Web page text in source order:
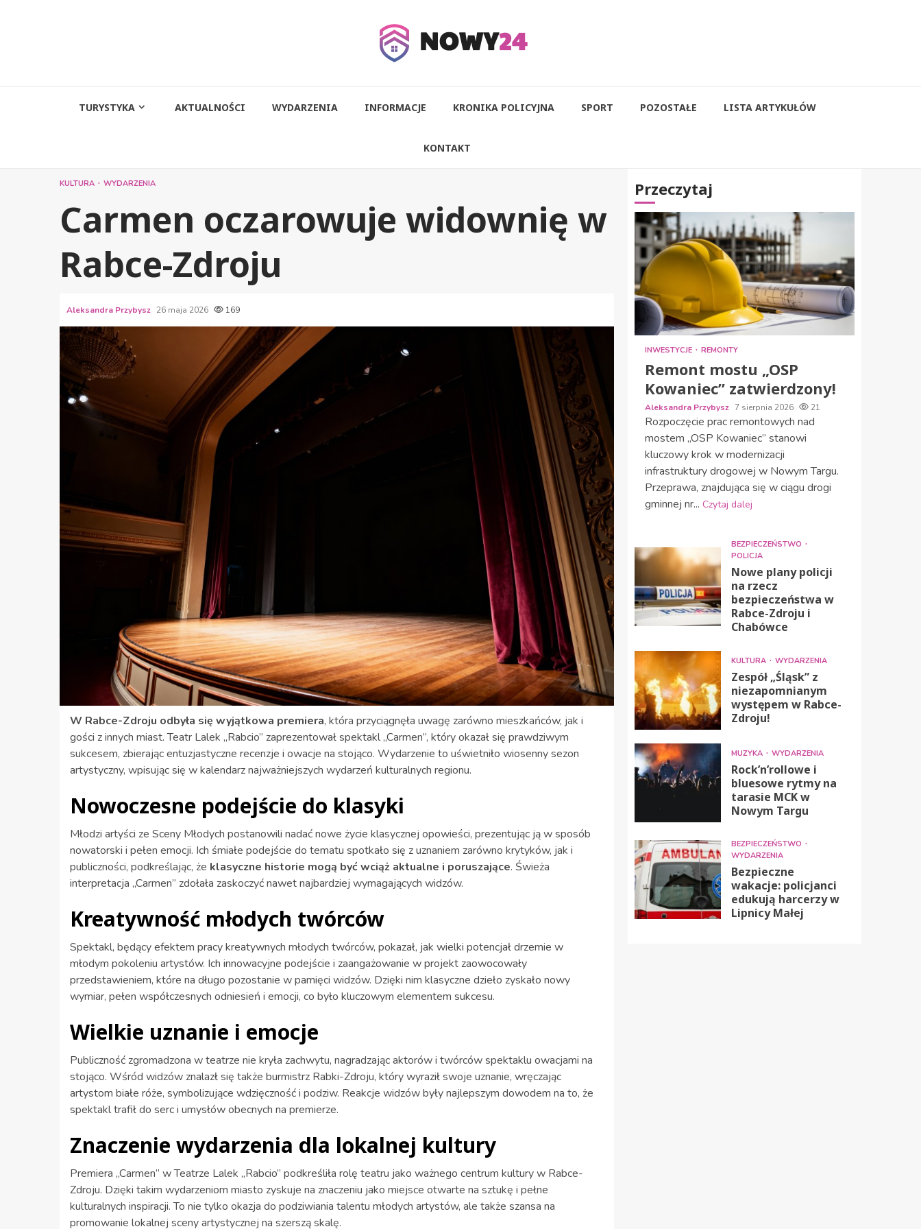
TURYSTYKA AKTUALNOŚCI WYDARZENIA INFORMACJE KRONIKA POLICYJNA SPORT POZOSTAŁE LISTA ARTYKUŁÓW
KONTAKT
KULTURA WYDARZENIA
Carmen oczarowuje widownię w
Rabce-Zdroju
Aleksandra Przybysz 26 maja 2026 169
W Rabce-Zdroju odbyła się wyjątkowa premiera, która przyciągnęła uwagę zarówno mieszkańców, jak i
gości z innych miast. Teatr Lalek „Rabcio” zaprezentował spektakl „Carmen”, który okazał się prawdziwym
sukcesem, zbierając entuzjastyczne recenzje i owacje na stojąco. Wydarzenie to uświetniło wiosenny sezon
artystyczny, wpisując się w kalendarz najważniejszych wydarzeń kulturalnych regionu.
Nowoczesne podejście do klasyki
Młodzi artyści ze Sceny Młodych postanowili nadać nowe życie klasycznej opowieści, prezentując ją w sposób
nowatorski i pełen emocji. Ich śmiałe podejście do tematu spotkało się z uznaniem zarówno krytyków, jak i
publiczności, podkreślając, że klasyczne historie mogą być wciąż aktualne i poruszające. Świeża
interpretacja „Carmen” zdołała zaskoczyć nawet najbardziej wymagających widzów.
Kreatywność młodych twórców
Spektakl, będący efektem pracy kreatywnych młodych twórców, pokazał, jak wielki potencjał drzemie w
młodym pokoleniu artystów. Ich innowacyjne podejście i zaangażowanie w projekt zaowocowały
przedstawieniem, które na długo pozostanie w pamięci widzów. Dzięki nim klasyczne dzieło zyskało nowy
wymiar, pełen współczesnych odniesień i emocji, co było kluczowym elementem sukcesu.
Wielkie uznanie i emocje
Publiczność zgromadzona w teatrze nie kryła zachwytu, nagradzając aktorów i twórców spektaklu owacjami na
stojąco. Wśród widzów znalazł się także burmistrz Rabki-Zdroju, który wyraził swoje uznanie, wręczając
artystom białe róże, symbolizujące wdzięczność i podziw. Reakcje widzów były najlepszym dowodem na to, że
spektakl trafił do serc i umysłów obecnych na premierze.
Znaczenie wydarzenia dla lokalnej kultury
Premiera „Carmen” w Teatrze Lalek „Rabcio” podkreśliła rolę teatru jako ważnego centrum kultury w Rabce-
Zdroju. Dzięki takim wydarzeniom miasto zyskuje na znaczeniu jako miejsce otwarte na sztukę i pełne
kulturalnych inspiracji. To nie tylko okazja do podziwiania talentu młodych artystów, ale także szansa na
promowanie lokalnej sceny artystycznej na szerszą skalę.
Przeczytaj
INWESTYCJE REMONTY
Remont mostu „OSP
Kowaniec” zatwierdzony!
Aleksandra Przybysz 7 sierpnia 2026 21
Rozpoczęcie prac remontowych nad
mostem „OSP Kowaniec” stanowi
kluczowy krok w modernizacji
infrastruktury drogowej w Nowym Targu.
Przeprawa, znajdująca się w ciągu drogi
gminnej nr... Czytaj dalej
BEZPIECZEŃSTWO
POLICJA
Nowe plany policji
na rzecz
bezpieczeństwa w
Rabce-Zdroju i
Chabówce
KULTURA WYDARZENIA
Zespół „Śląsk” z
niezapomnianym
występem w Rabce-
Zdroju!
MUZYKA WYDARZENIA
Rock’n’rollowe i
bluesowe rytmy na
tarasie MCK w
Nowym Targu
BEZPIECZEŃSTWO
WYDARZENIA
Bezpieczne
wakacje: policjanci
edukują harcerzy w
Lipnicy Małej